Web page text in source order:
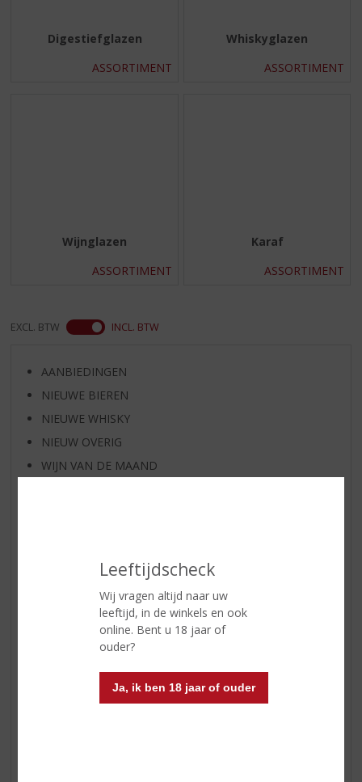
Leeftijdscheck
Wij vragen altijd naar uw
leeftijd, in de winkels en ook
online. Bent u 18 jaar of
ouder?
Ja, ik ben 18 jaar of ouder
Digestiefglazen
ASSORTIMENT
Whiskyglazen
ASSORTIMENT
Wijnglazen
ASSORTIMENT
Karaf
ASSORTIMENT
EXCL. BTW INCL. BTW
AANBIEDINGEN
NIEUWE BIEREN
NIEUWE WHISKY
NIEUW OVERIG
WIJN VAN DE MAAND
SPIRIT VAN DE MAAND
EXCLUSIEF TOPSLIJTER
GEDISTILLEERD OVERIG